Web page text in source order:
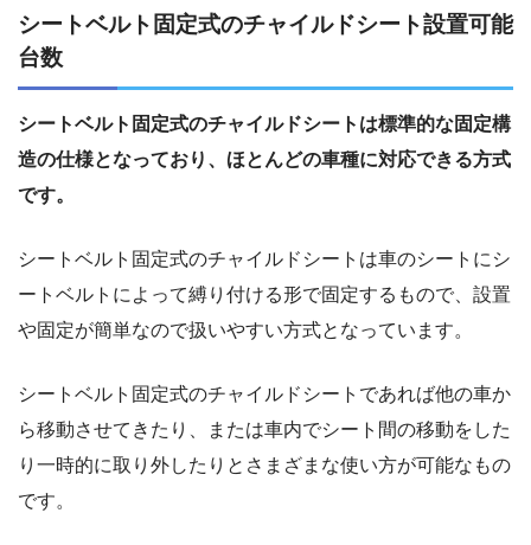
シートベルト固定式のチャイルドシート設置可能
台数
シートベルト固定式のチャイルドシートは標準的な固定構
造の仕様となっており、ほとんどの車種に対応できる方式
です。
シートベルト固定式のチャイルドシートは車のシートにシ
ートベルトによって縛り付ける形で固定するもので、設置
や固定が簡単なので扱いやすい方式となっています。
シートベルト固定式のチャイルドシートであれば他の車か
ら移動させてきたり、または車内でシート間の移動をした
り一時的に取り外したりとさまざまな使い方が可能なもの
です。